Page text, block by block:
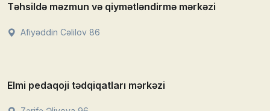
Təhsildə məzmun və qiymətləndirmə mərkəzi
Afiyəddin Cəlilov 86
Elmi pedaqoji tədqiqatları mərkəzi